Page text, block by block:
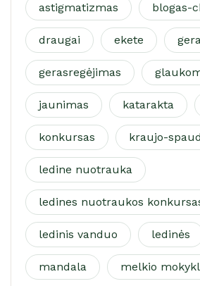
astigmatizmas blogas-
draugai ekete
gerasregėjimas
jaunimas katarakta
konkursas kraujo-
ledine nuotrauka
ledines nuotraukos
ledinis vanduo ledinės
mandala melkio